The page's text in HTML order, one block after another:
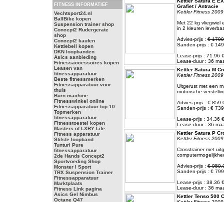
FITNESS INFORMATIEF
Vechtsport24.nl
BallBike kopen
Suspension trainer shop
Concept2 Rudergerate
shop
Concept2 kaufen
Kettlebell kopen
DKN loopbanden
Asics aanbieding
Fitnessaccessoires kopen
Leasen van
fitnessapparatuur
Beste fitnessmerken
Fitnessapparatuur voor
thuis
Burn machine
Fitnesswinkel online
Fitnessapparatuur top 10
Topmerken
fitnessapparatuur
Fitnesstoestel kopen
Masters of LXRY Life
Fitness apparatuur
Stilste loopband
Tunturi Pure
fitnessapparatuur
2de Hands Concept2
Sportvoeding Shop
Monster I Sport
TRX Suspension Trainer
Fitnessapparatuur
Marktplaats
Fitness Link pagina
Asics Gel Nimbus
Octane Q47
Grafiet / Antracie
Kettler Fitness 2009
Met 22 kg vliegwiel
in 2 kleuren
Advies-prijs :€
Sanden-prijs : €
Lease-prijs : 71.96
Lease-duur : 36
Kettler Satura M
Kettler Fitness 2009
Uitgerust met een
motorische
Advies-prijs :€
Sanden-prijs : €
Lease-prijs : 34.36
Lease-duur : 36
Kettler Satura P
Kettler Fitness 2009
Crosstrainer met
Advies-prijs :€
Sanden-prijs : €
Lease-prijs : 38.36
Lease-duur : 36
Kettler Tenso 500